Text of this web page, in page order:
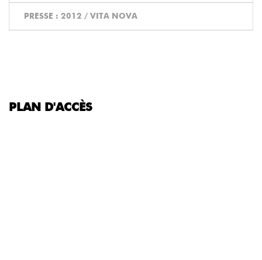
PRESSE : 2012 / VITA NOVA
PLAN D'ACCÈS